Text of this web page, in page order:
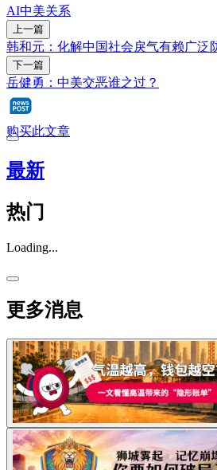
AI中美关系
上一篇
韩和元：化解中国社会戾气有赖广泛
下一篇
岳健勇：中美交恶谁之过？
购买此文章
最新
热门
Loading...
更多消息